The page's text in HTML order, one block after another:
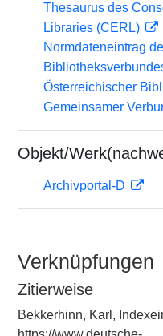
Thesaurus des
Libraries (CERL)
Normdateneintrag
Österreichischer
Gemeinsamer
Objekt/
Archivportal-D
Verknüpfungen
Zitierweise
Bekkerhinn, Karl,